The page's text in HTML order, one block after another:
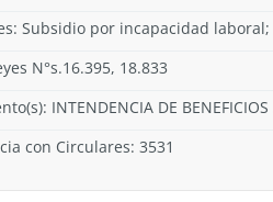
Subsidio por incapacidad laboral;
N°s.16.395, 18.833
INTENDENCIA DE BENEFICIOS
con Circulares: 3531